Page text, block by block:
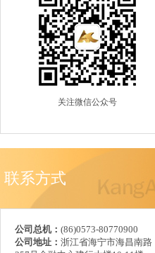
关注微信公众号
联系方式
公司总机： (86)0573-80770900
公司地址： 浙江省海宁市海昌南路